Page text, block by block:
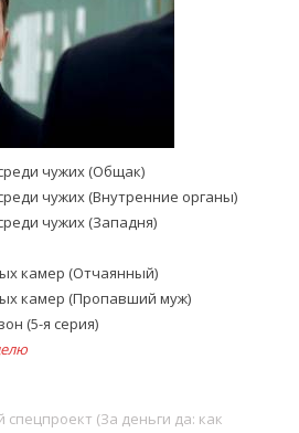
чужих (Общак)
чужих (Внутренние органы)
чужих (Западня)
камер (Отчаянный)
камер (Пропавший муж)
(5-я серия)
(За деньги да: как